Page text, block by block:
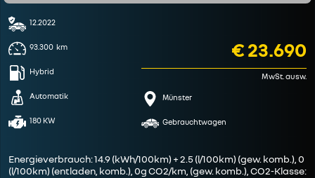
12.2022
93.300 km
Hybrid
Automatik
180 KW
€ 23.690
MwSt. ausw.
Münster
Gebrauchtwagen
Energieverbrauch: 14.9 (kWh/100km) + 2.5 (l/100km) (gew. komb.), 0
(l/100km) (entladen, komb.), 0g CO2/km, (gew. komb.), CO2-Klasse: